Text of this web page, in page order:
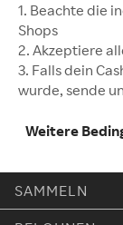
1. Beachte die
Shops
2. Akzeptiere
3. Falls dein
wurde, sende
Weitere
SAMMELN